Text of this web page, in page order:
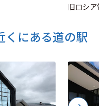
旧ロシ
くにある道の駅